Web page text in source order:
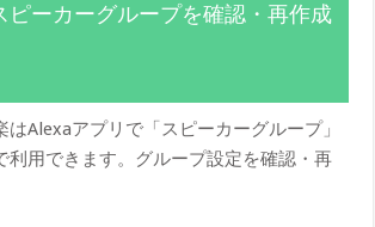
ピーカーグループを確認・再作成
はAlexaアプリで「スピーカーグループ」
利用できます。グループ設定を確認・再